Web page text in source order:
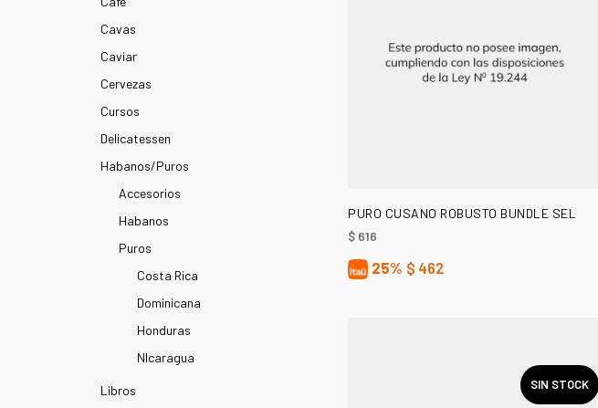
Cavas
Caviar
Cervezas
Cursos
Delicatessen
Habanos/Puros
Accesorios
Habanos
Puros
Costa Rica
Dominicana
Honduras
NIcaragua
Libros
AÑADIR AL CARRITO
PURO CUSANO ROBUSTO BUNDLE SEL
$ 616
25% $ 462
SIN STOCK